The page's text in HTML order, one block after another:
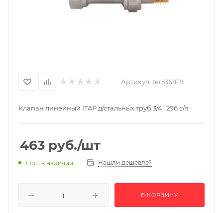
Артикул: ter5368T9
Клапан линейный ITAP д/стальных труб 3/4" 296 с/п
463 руб./шт
Есть в наличии Нашли дешевле?
В КОРЗИНУ